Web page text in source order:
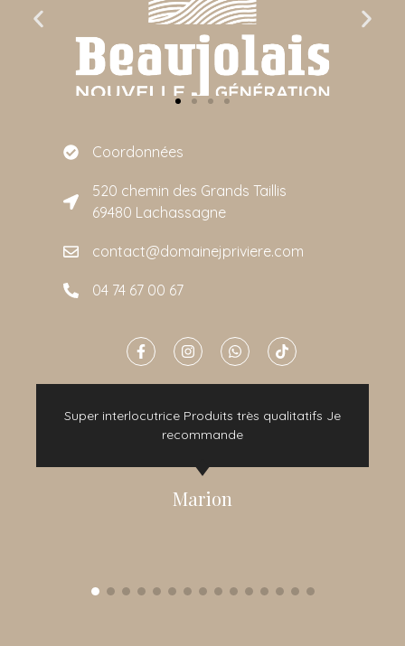
Coordonnées
520 chemin des Grands Taillis
69480 Lachassagne
contact@domainejpriviere.com
04 74 67 00 67
Super interlocutrice Produits très qualitatifs Je
recommande
Marion